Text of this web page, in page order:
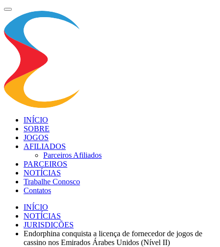
INÍCIO
SOBRE
JOGOS
AFILIADOS
Parceiros Afiliados
PARCEIROS
NOTÍCIAS
Trabalhe Conosco
Contatos
INÍCIO
NOTÍCIAS
JURISDIÇÕES
Endorphina conquista a licença de fornecedor de jogos de
cassino nos Emirados Árabes Unidos (Nível II)